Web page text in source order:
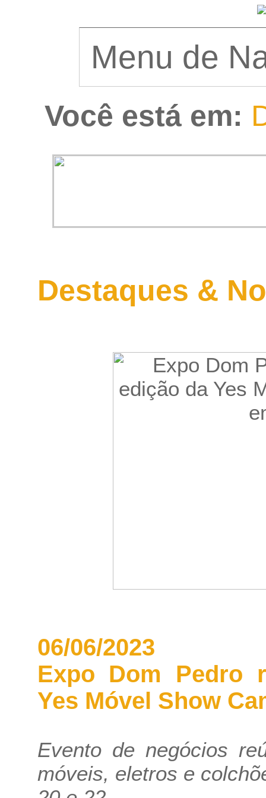
Você está em:
Destaques &
06/06/2023
Expo Dom Pedro
Yes Móvel Show
Evento de negócios
móveis, eletros e